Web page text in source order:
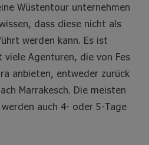
Wüstentour unternehmen
dass diese nicht als
werden kann. Es ist
viele Agenturen, die von Fes
anbieten, entweder zurück
Marrakesch. Die meisten
auch 4- oder 5-Tage